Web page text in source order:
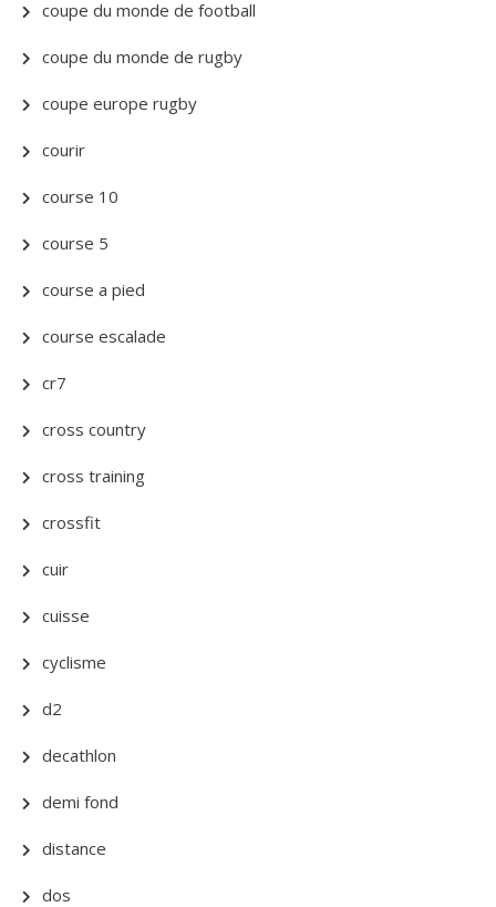
coupe du monde de football
coupe du monde de rugby
coupe europe rugby
courir
course 10
course 5
course a pied
course escalade
cr7
cross country
cross training
crossfit
cuir
cuisse
cyclisme
d2
decathlon
demi fond
distance
dos